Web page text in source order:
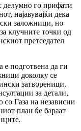
делумно го прифати
најавувајќи дека
заложници, но
клучните точки од
претседател
подготвена да ги
доколку се
затвореници.
за детали,
со Газа на независни
план ќе бараат